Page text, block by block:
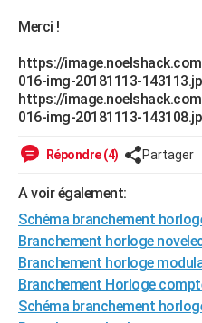
COPAINS D'AVANT
AVIS DE DÉCÈS
FORUM
Bricolage
Lifestyle
Culture
Sport
Auto
Television
Voyage
Cinema
Merci !
https://
016-img-20181113-
https://
016-img-20181113-
Répondre (4) Partager
A voir également:
Schéma branchement
Branchement horloge
Branchement horloge
Branchement Horloge
Schéma branchement